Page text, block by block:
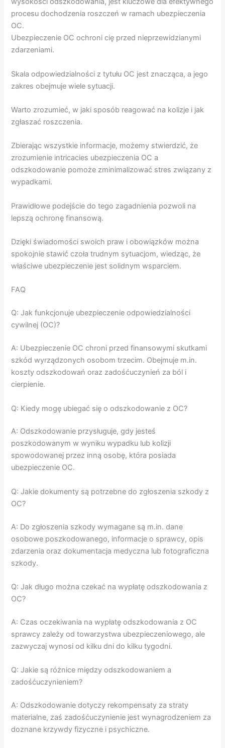
procesu dochodzenia roszczeń w ramach ubezpieczenia
OC.
Ubezpieczenie OC ochroni cię przed nieprzewidzianymi
zdarzeniami.
Skala odpowiedzialności z tytułu OC jest znacząca, a jego
zakres obejmuje wiele sytuacji.
Warto zrozumieć, w jaki sposób reagować na kolizje i jak
zgłaszać roszczenia.
Zbierając wszystkie informacje, możemy stwierdzić, że
zrozumienie intricacies ubezpieczenia OC a
odszkodowanie pomoże zminimalizować stres związany z
wypadkami.
Prawidłowe podejście do tego zagadnienia pozwoli na
lepszą ochronę finansową.
Dzięki świadomości swoich praw i obowiązków można
spokojnie stawić czoła trudnym sytuacjom, wiedząc, że
właściwe ubezpieczenie jest solidnym wsparciem.
FAQ
Q: Jak funkcjonuje ubezpieczenie odpowiedzialności
cywilnej (OC)?
A: Ubezpieczenie OC chroni przed finansowymi skutkami
szkód wyrządzonych osobom trzecim. Obejmuje m.in.
koszty odszkodowań oraz zadośćuczynień za ból i
cierpienie.
Q: Kiedy mogę ubiegać się o odszkodowanie z OC?
A: Odszkodowanie przysługuje, gdy jesteś
poszkodowanym w wyniku wypadku lub kolizji
spowodowanej przez inną osobę, która posiada
ubezpieczenie OC.
Q: Jakie dokumenty są potrzebne do zgłoszenia szkody z
OC?
A: Do zgłoszenia szkody wymagane są m.in. dane
osobowe poszkodowanego, informacje o sprawcy, opis
zdarzenia oraz dokumentacja medyczna lub fotograficzna
szkody.
Q: Jak długo można czekać na wypłatę odszkodowania z
OC?
A: Czas oczekiwania na wypłatę odszkodowania z OC
sprawcy zależy od towarzystwa ubezpieczeniowego, ale
zazwyczaj wynosi od kilku dni do kilku tygodni.
Q: Jakie są różnice między odszkodowaniem a
zadośćuczynieniem?
A: Odszkodowanie dotyczy rekompensaty za straty
materialne, zaś zadośćuczynienie jest wynagrodzeniem za
doznane krzywdy fizyczne i psychiczne.